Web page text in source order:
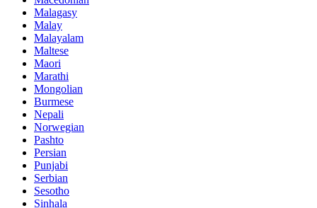
Malagasy
Malay
Malayalam
Maltese
Maori
Marathi
Mongolian
Burmese
Nepali
Norwegian
Pashto
Persian
Punjabi
Serbian
Sesotho
Sinhala